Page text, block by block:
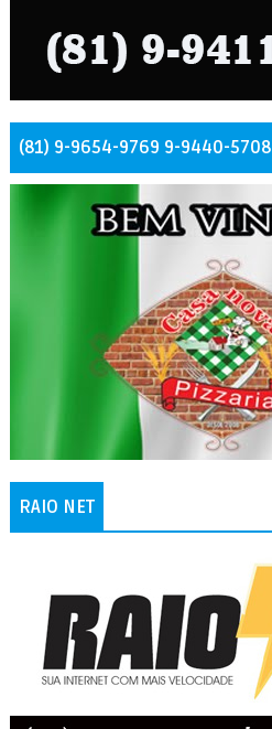
(81) 9-9654-9769 9-9440-5708
RAIO NET